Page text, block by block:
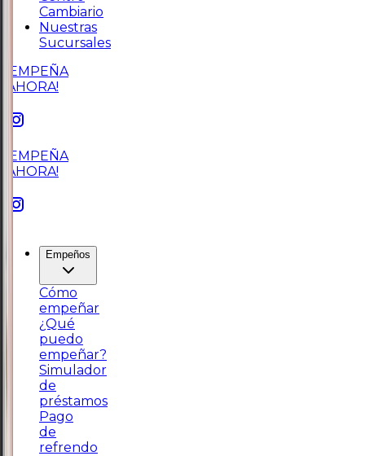
Cambiario
Nuestras
Sucursales
¡EMPEÑA
AHORA!
¡EMPEÑA
AHORA!
Empeños
Cómo
empeñar
¿Qué
puedo
empeñar?
Simulador
de
préstamos
Pago
de
refrendo